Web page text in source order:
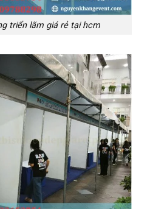
triển lãm giá rẻ tại hcm